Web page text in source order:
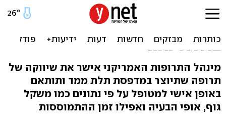
לראשונה בעולם: תרופה
מותאמת אישית שתודפס
בתלת ממד
מינהל התרופות האמריקני אישר את שיווקה של
תרופה שתיוצר במדפסת תלת ממד ותותאם
באופן אישי למטופל על פי נתונים כמו משקל
גוף, אופי הבעיה ואפילו זמן ההתמוססות